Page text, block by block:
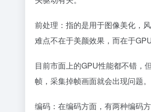
前处理：指的是用于图像美化，
难点不在于美颜效果，而在于
目前市面上的GPU性能都不错，
帧，采集掉帧画面就会出现问题
编码：在编码方面，有两种编码